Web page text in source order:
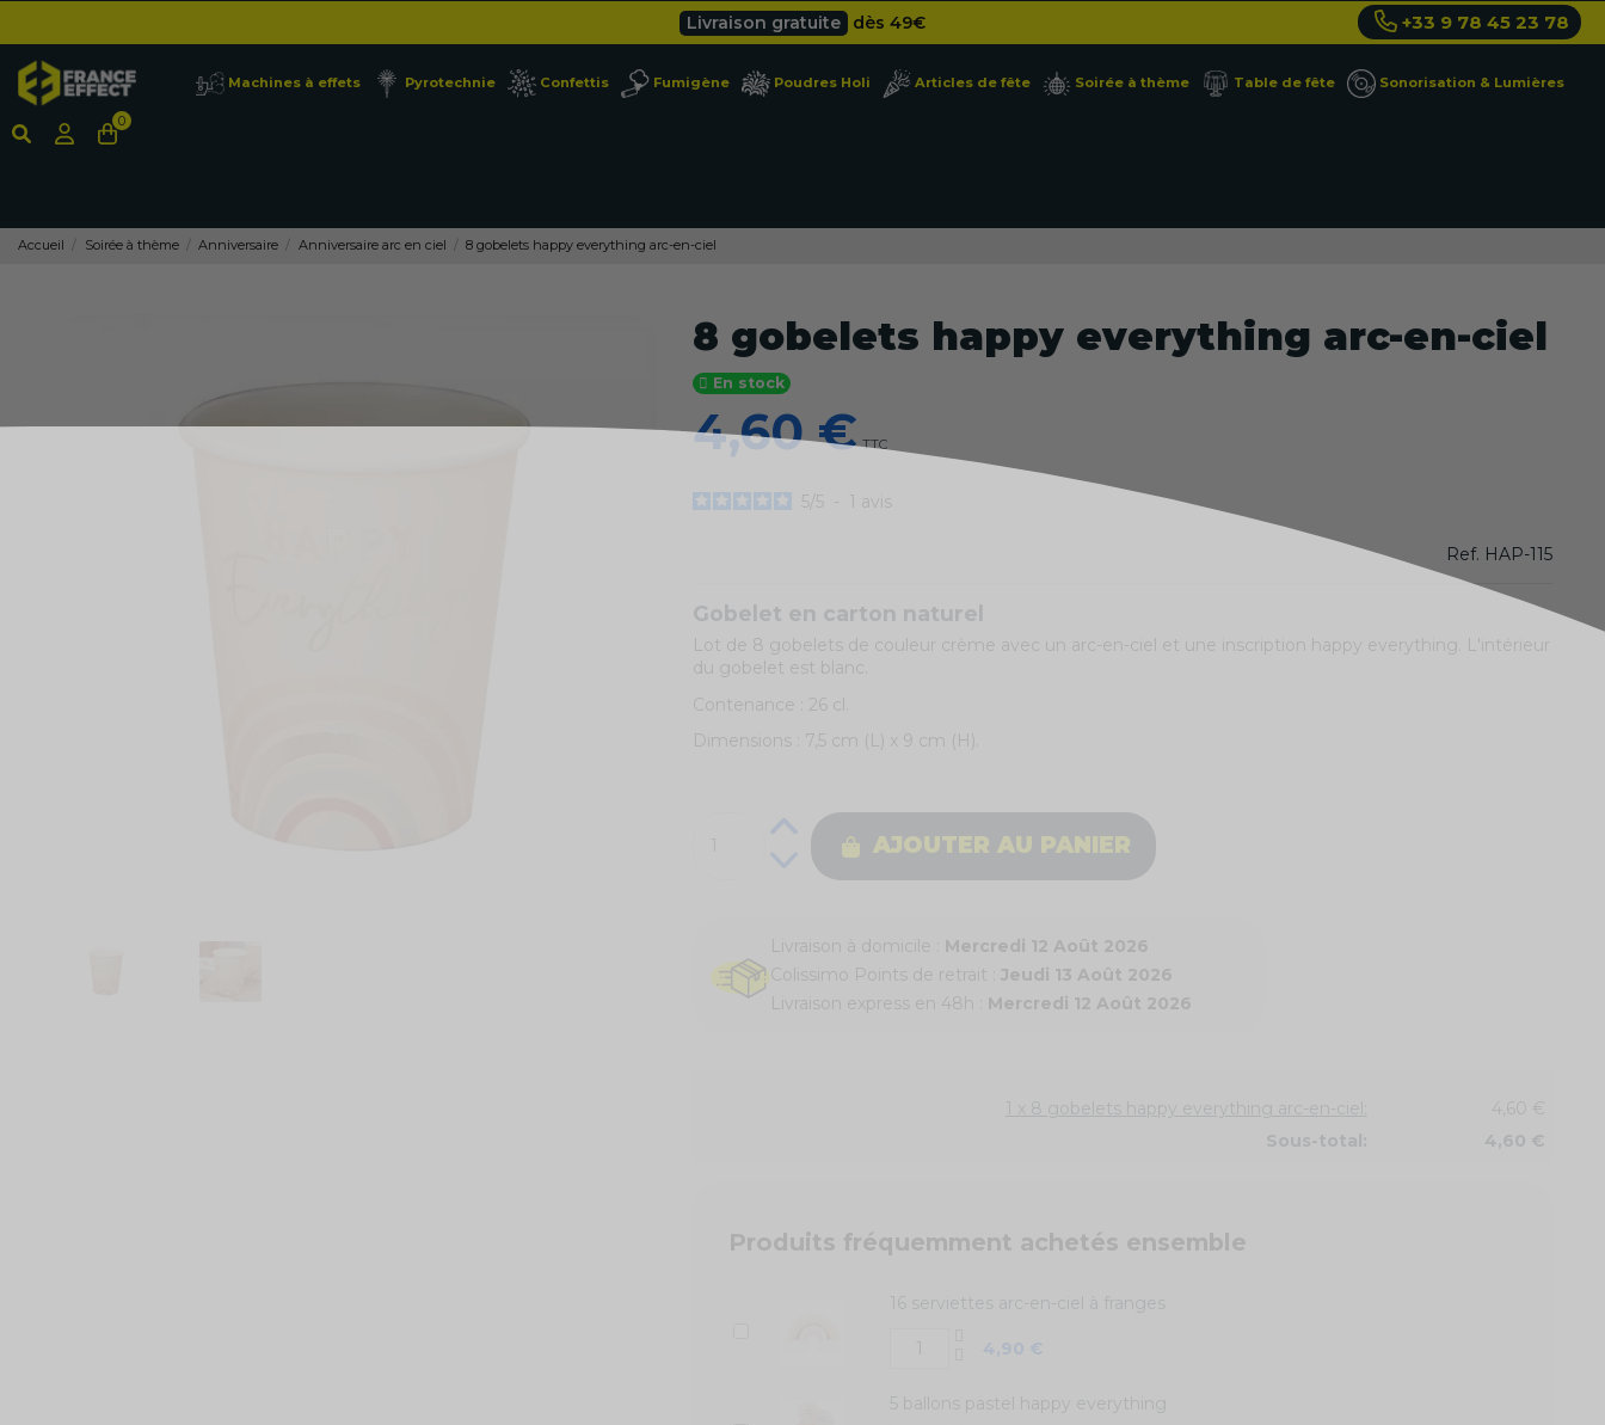
Livraison gratuite dès 49€
Besoin d'un devis pro ? Cliquez ici
Livraison gratuite dès 49 €
+33 9 78 45 23 78
Machines à effets Pyrotechnie Confettis Fumigène Poudres Holi Articles de fête Soirée à thème Table de fête Sonorisation & Lumières
0
Accueil Soirée à thème Anniversaire Anniversaire arc en ciel 8 gobelets happy everything arc-en-ciel
8 gobelets happy everything arc-en-ciel
En stock
4,60 € TTC
5 5 - 1 avis
Ref. HAP-115
Gobelet en carton naturel
Lot de 8 gobelets de couleur crème avec un arc-en-ciel et une inscription happy everything. L'intérieur
du gobelet est blanc.
Contenance : 26 cl.
Dimensions : 7,5 cm (L) x 9 cm (H).
AJOUTER AU PANIER
Livraison à domicile : Mercredi 12 Août 2026
Colissimo Points de retrait : Jeudi 13 Août 2026
Livraison express en 48h : Mercredi 12 Août 2026
1 x 8 gobelets happy everything arc-en-ciel:
4,60 €
Sous-total:
4,60 €
Produits fréquemment achetés ensemble
16 serviettes arc-en-ciel à franges
4,90 €
5 ballons pastel happy everything